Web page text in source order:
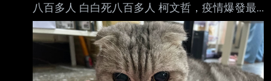
八百多人 白白死八百多人 柯文哲，疫情爆發最
嚴重的地方在那千拜託萬拜託買疫苗不聽 最後
郭台銘受不了直接面聖蔡女皇 不管怎樣 郭台銘
買定了 蔡女皇知道再擋疫苗護航高端下去，不
是死八百人而已 而是她民進黨連基本盤高雄台